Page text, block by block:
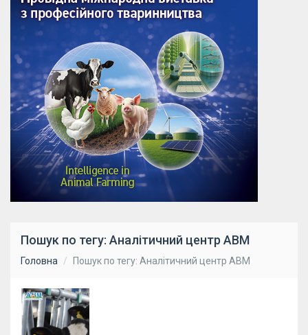
Пошук по тегу: Аналітичний центр АВМ
Головна Пошук по тегу: Аналітичний центр АВМ